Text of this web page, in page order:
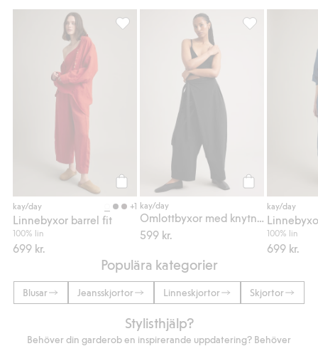
Köp
kay/day +1
Linnebyxor barrel fit
100% lin
699 kr.
Linnebyxor barrel fit, Lägg till i favoriter
kay/day
599 kr.
kay/day
100% lin
699 kr.
Populära kategorier
Blusar Jeansskjortor Linneskjortor Skjortor
Stylisthjälp?
Behöver din garderob en inspirerande uppdatering? Behöver